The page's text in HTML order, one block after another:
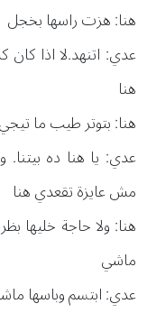
هنا: هزت راسها بخجل
عدي: اتنهد.لا اذا
هنا
هنا: بتوتر طيب ما
عدي: يا هنا ده
مش عايزة تقعدي هنا
هنا: ولا حاجة خليها
ماشي
عدي: ابتسم وباسها